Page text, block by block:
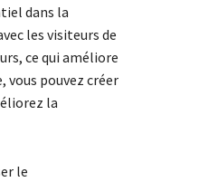
dans la
les visiteurs de
ce qui améliore
vous pouvez créer
la
le